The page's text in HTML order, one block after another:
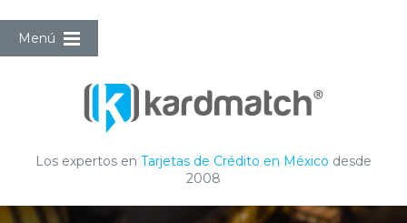
Menú
Los expertos en Tarjetas de Crédito en México desde
2008